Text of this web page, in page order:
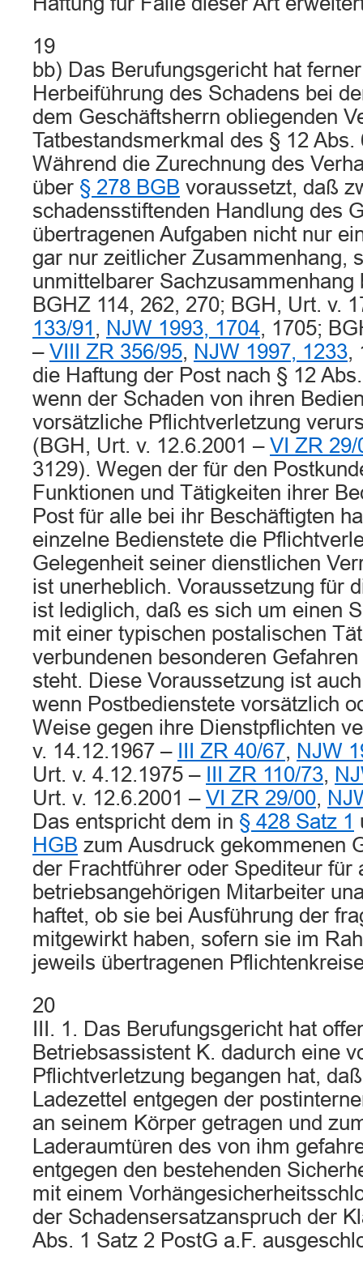
19
bb) Das Berufungsgericht hat
Herbeiführung des Schadens bei
dem Geschäftsherrn obliegenden
Tatbestandsmerkmal des § 12 Abs.
Während die Zurechnung des
über § 278 BGB voraussetzt, daß
schadensstiftenden Handlung des
übertragenen Aufgaben nicht nur
gar nur zeitlicher Zusammenhang,
unmittelbarer Sachzusammenhang
BGHZ 114, 262, 270; BGH, Urt. v.
133/91 , NJW 1993, 1704, 1705;
– VIII ZR 356/95, NJW 1997, 1233,
die Haftung der Post nach § 12
wenn der Schaden von ihren
vorsätzliche Pflichtverletzung
(BGH, Urt. v. 12.6.2001 – VI ZR 29/
3129). Wegen der für den
Funktionen und Tätigkeiten ihrer
Post für alle bei ihr Beschäftigten
einzelne Bedienstete die
Gelegenheit seiner dienstlichen
ist unerheblich. Voraussetzung für
ist lediglich, daß es sich um einen
mit einer typischen postalischen
verbundenen besonderen
steht. Diese Voraussetzung ist
wenn Postbedienstete vorsätzlich
Weise gegen ihre Dienstpflichten
v. 14.12.1967 –
III ZR 40/67, NJW
Urt. v. 4.12.1975 –
III ZR 110/73,
Urt. v. 12.6.2001 – VI ZR 29/00,
Das entspricht dem in § 428 Satz 1
HGB zum Ausdruck gekommenen
der Frachtführer oder Spediteur für
betriebsangehörigen Mitarbeiter
haftet, ob sie bei Ausführung der
mitgewirkt haben, sofern sie im
jeweils übertragenen
20
III. 1. Das Berufungsgericht hat
Betriebsassistent K. dadurch eine
Pflichtverletzung begangen hat,
Ladezettel entgegen der
an seinem Körper getragen und
Laderaumtüren des von ihm
entgegen den bestehenden
mit einem
der Schadensersatzanspruch der
Abs. 1 Satz 2 PostG a.F.